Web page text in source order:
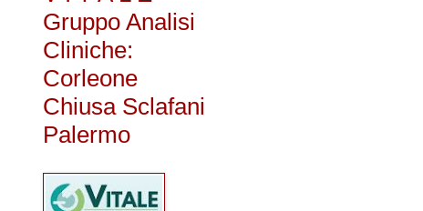
Gruppo Analisi
Cliniche:
Corleone
Chiusa Sclafani
Palermo